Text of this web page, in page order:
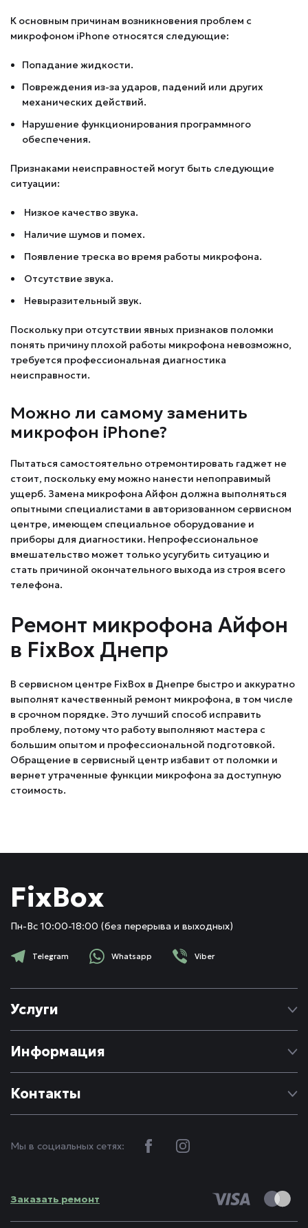
К основным причинам возникновения проблем с
микрофоном iPhone относятся следующие:
Попадание жидкости.
Повреждения из-за ударов, падений или других
механических действий.
Нарушение функционирования программного
обеспечения.
Признаками неисправностей могут быть следующие
ситуации:
Низкое качество звука.
Наличие шумов и помех.
Появление треска во время работы микрофона.
Отсутствие звука.
Невыразительный звук.
Поскольку при отсутствии явных признаков поломки
понять причину плохой работы микрофона невозможно,
требуется профессиональная диагностика
неисправности.
Можно ли самому заменить
микрофон iPhone?
Пытаться самостоятельно отремонтировать гаджет не
стоит, поскольку ему можно нанести непоправимый
ущерб. Замена микрофона Айфон должна выполняться
опытными специалистами в авторизованном сервисном
центре, имеющем специальное оборудование и
приборы для диагностики. Непрофессиональное
вмешательство может только усугубить ситуацию и
стать причиной окончательного выхода из строя всего
телефона.
Ремонт микрофона Айфон
в FixBox Днепр
В сервисном центре FixBox в Днепре быстро и аккуратно
выполнят качественный ремонт микрофона, в том числе
в срочном порядке. Это лучший способ исправить
проблему, потому что работу выполняют мастера с
большим опытом и профессиональной подготовкой.
Обращение в сервисный центр избавит от поломки и
вернет утраченные функции микрофона за доступную
стоимость.
FixBox
Пн-Вс 10:00-18:00 (без перерыва и выходных)
Telegram Whatsapp Viber
Услуги
Ремонт Android
Информация
Блог
Контакты
Контакты
info@fixbox.com.ua
Заказать ремонт
Мы в социальных сетях: